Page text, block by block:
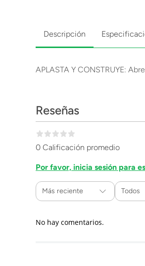
Descripción
APLASTA Y CONSTRUYE:
Reseñas
0 Calificación promedio
Por favor, inicia sesión para
Más reciente Todos
No hay comentarios.